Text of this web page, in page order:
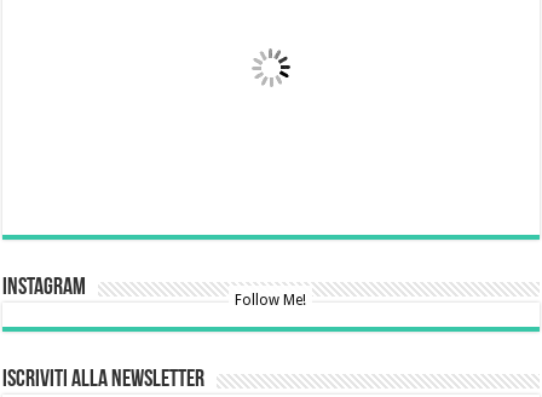
Instagram Follow Me!
Iscriviti alla newsletter